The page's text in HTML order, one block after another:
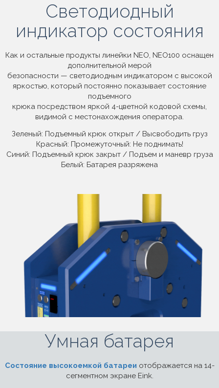
Светодиодный
индикатор состояния
Как и остальные продукты линейки NEO, NEO100 оснащен
дополнительной мерой
безопасности — светодиодным индикатором с высокой
яркостью, который постоянно показывает состояние
подъемного
крюка посредством яркой 4-цветной кодовой схемы,
видимой с местонахождения оператора.
Зеленый: Подъемный крюк открыт / Высвободить груз
Красный: Промежуточный: Не поднимать!
Синий: Подъемный крюк закрыт / Подъем и маневр груза
Белый: Батарея разряжена
Умная батарея
Состояние высокоемкой батареи отображается на 14-
сегментном экране Eink.